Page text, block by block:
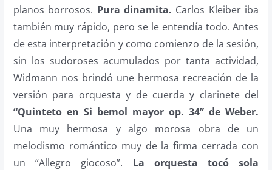
planos borrosos. Pura dinamita. Carlos Kleiber iba
también muy rápido, pero se le entendía todo. Antes
de esta interpretación y como comienzo de la sesión,
sin los sudoroses acumulados por tanta actividad,
Widmann nos brindó une hermosa recreación de la
versión para orquesta y de cuerda y clarinete del
“Quinteto en Si bemol mayor op. 34” de Weber.
Una muy hermosa y algo morosa obra de un
melodismo romántico muy de la firma cerrada con
un “Allegro giocoso”. La orquesta tocó sola